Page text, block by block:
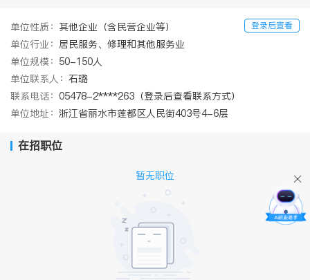
系统、政府部门、企业、大学及研究机构等工作的丰富经验，是本
事务所拥有高度执业能力的重要源泉。
本所业务涉及刑事、民商事、金融与证券、建筑与房地产、知识产
权、残疾人及青少年维权、公司法律顾问等十余个专业领域。通过
加强管理与改革调整专业结构，已建成了专业分工精细、整体规范
的综合性律师事务所。本所曾先后成功办理涉及刑事、民商事、经
济等各类诉讼案，最大程度为当事人挽回、减少、避免经济损失。
本所还为数家各类大中小型企业、公司以及政府机关、事业单位、
为了更好地提供法律服务，本所还专门成立了金融法律服务团队，
国建设银行、温州银行、浦发银行、中信银行等。除此之外，本所
还设有许多专业项目团队，提供各项专业性法律服务，如投融资团
队、破产团队、婚姻家事团队、交通事故人损团队等。
十年磨砺，再创辉煌。今天的业绩，不是终点，而是续写未来辉煌
的起点，掌声和鲜花将激励万申佳律所踏上新的征程。本所将继续
以维护司法公正为宗旨，以达诚申信、万事泰然、佳音如期作为服
登录后查看
单位性质： 其他企业（含民营企业等）
单位行业： 居民服务、修理和其他服务业
单位规模： 50-150人
单位联系人： 石璐
联系电话： 05478-2****263（登录后查看联系方式）
单位地址： 浙江省丽水市莲都区人民街403号4-6层
在招职位
暂无职位